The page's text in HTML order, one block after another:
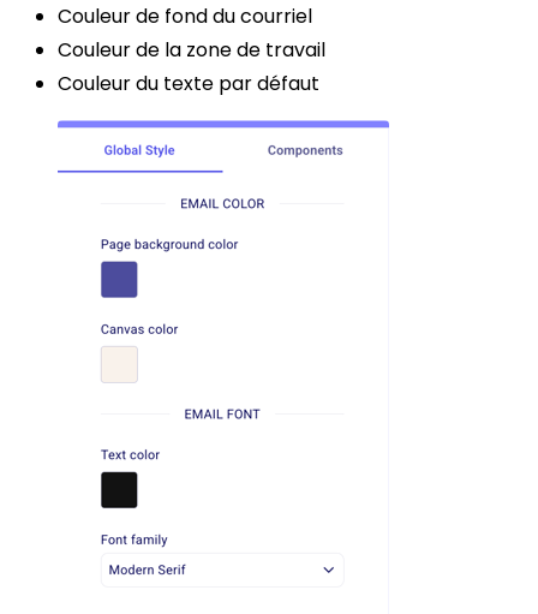
Couleur de fond du courriel
Couleur de la zone de travail
Couleur du texte par défaut